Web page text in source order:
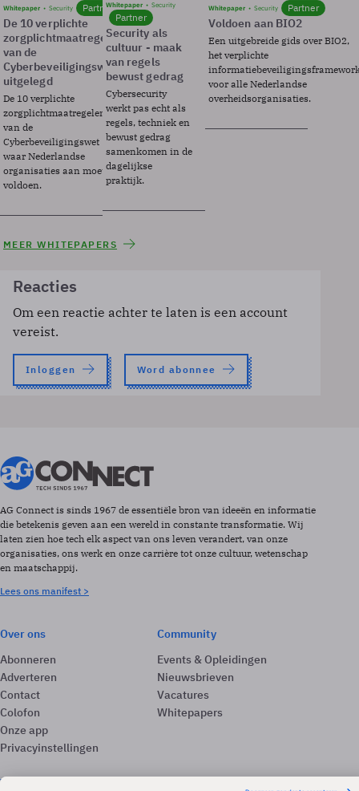
Whitepaper Security Partner
De 10 verplichte
zorgplichtmaatregelen
van de
Cyberbeveiligingswet
uitgelegd
De 10 verplichte
zorgplichtmaatregelen
van de
Cyberbeveiligingswet
waar Nederlandse
organisaties aan moeten
voldoen.
Whitepaper Security
Partner
Security als
cultuur - maak
van regels
bewust gedrag
Cybersecurity
werkt pas echt als
regels, techniek en
bewust gedrag
samenkomen in de
dagelijkse
praktijk.
Whitepaper Security Partner
Voldoen aan BIO2
Een uitgebreide gids over BIO2,
het verplichte
voor alle Nederlandse
overheidsorganisaties.
MEER WHITEPAPERS
Reacties
Om een reactie achter te laten is een account
vereist.
Inloggen Word abonnee
AG Connect is sinds 1967 de essentiële bron van ideeën en informatie
die betekenis geven aan een wereld in constante transformatie. Wij
laten zien hoe tech elk aspect van ons leven verandert, van onze
organisaties, ons werk en onze carrière tot onze cultuur, wetenschap
en maatschappij.
Lees ons manifest >
Over ons
Abonneren
Adverteren
Contact
Colofon
Onze app
Privacyinstellingen
Community
Events & Opleidingen
Nieuwsbrieven
Vacatures
Whitepapers
Volg ons